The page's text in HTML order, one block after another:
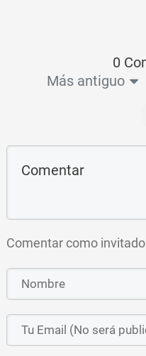
0
Más antiguo
Comentar como invitado